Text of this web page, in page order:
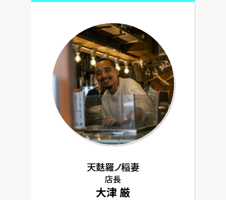
天麩羅ノ稲妻
店長
大津 厳